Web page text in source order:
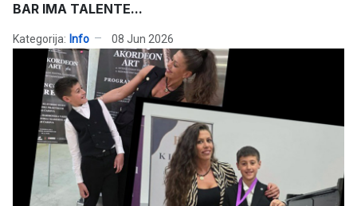
BAR IMA TALENTE...
Kategorija: Info 08 Jun 2026